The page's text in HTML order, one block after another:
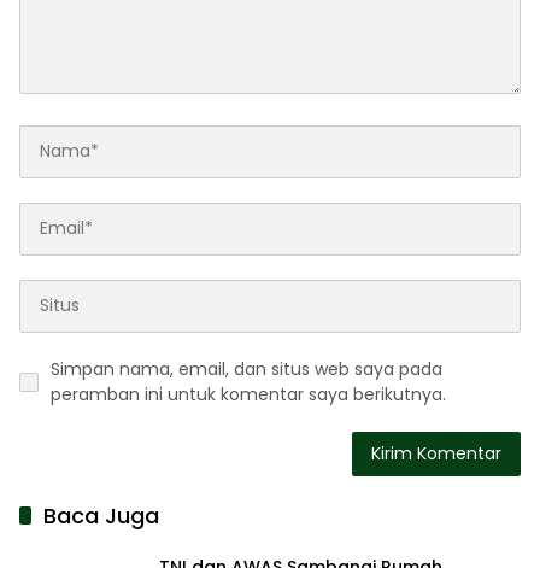
Simpan nama, email, dan situs web saya pada
peramban ini untuk komentar saya berikutnya.
Baca Juga